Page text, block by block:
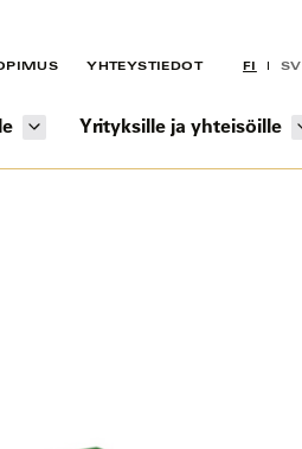
YHTEYSTIEDOT FI SV
Yrityksille ja yhteisöille